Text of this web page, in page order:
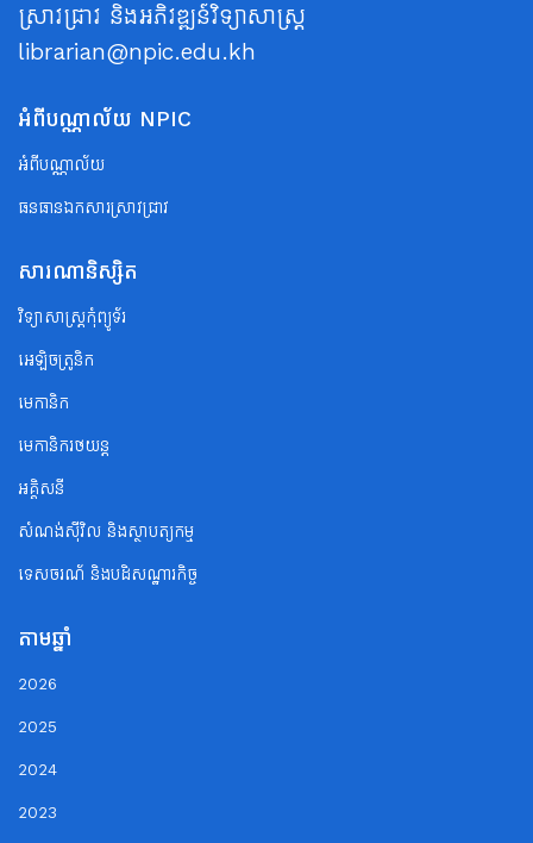
ស្រាវជ្រាវ និងអភិវឌ្ឍន៍វិទ្យាសាស្ត្រ
librarian@npic.edu.kh
អំពីបណ្ណាល័យ NPIC
អំពីបណ្ណាល័យ
ធនធានឯកសារស្រាវជ្រាវ
សារណានិស្សិត
វិទ្យាសាស្ត្រកុំព្យូទ័រ
អេឡិចត្រូនិក
មេកានិក
មេកានិករថយន្ត
អគ្គិសនី
សំណង់ស៊ីវិល និងស្ថាបត្យកម្ម
ទេសចរណ័ និងបដិសណ្ឋារកិច្ច
តាមឆ្នាំ
2026
2025
2024
2023